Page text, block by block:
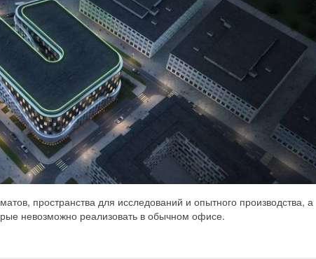
пространства для исследований и опытного производства, а
невозможно реализовать в обычном офисе.